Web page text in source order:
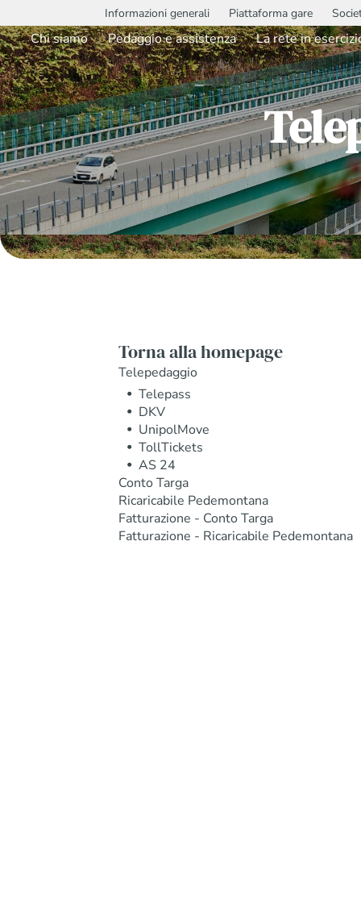
Informazioni generali Piattaforma gare
Chi siamo Pedaggio e assistenza La rete in
Torna alla homepage
Telepedaggio
Telepass
DKV
UnipolMove
TollTickets
AS 24
Conto Targa
Ricaricabile Pedemontana
Fatturazione - Conto Targa
Fatturazione - Ricaricabile Pedemontana